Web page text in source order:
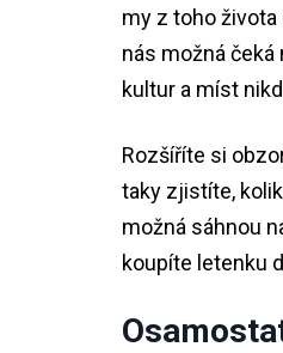
my z toho
nás možná
kultur a míst
Rozšíříte si
taky zjistíte,
možná sáhnou
koupíte letenku